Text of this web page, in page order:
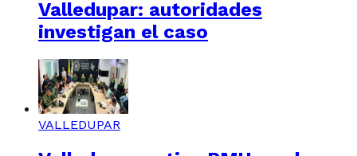
Valledupar: autoridades
investigan el caso
VALLEDUPAR